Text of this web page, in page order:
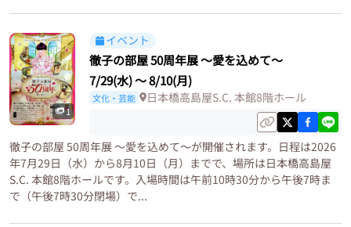
1
イベント
徹子の部屋 50周年展 ～愛を込めて～
7/29(水)〜8/10(月)
文化・芸能 日本橋高島屋S.C. 本館8階ホール
徹子の部屋 50周年展 ～愛を込めて～が開催されます。日程は2026
年7月29日（水）から8月10日（月）までで、場所は日本橋高島屋
S.C. 本館8階ホールです。入場時間は午前10時30分から午後7時ま
で（午後7時30分閉場）で...